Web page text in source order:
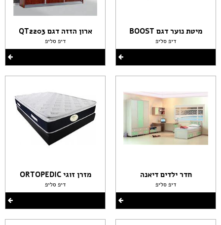
מיטת נוער דגם BOOST
דיפ סליפ
חדר ילדים דיאנה
דיפ סליפ
ארון הזזה דגם QT2203
דיפ סליפ
מזרן זוגי ORTOPEDIC
דיפ סליפ